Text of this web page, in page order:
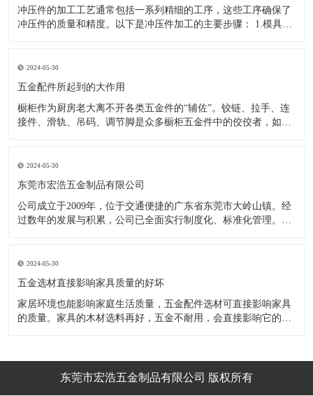
冲压件的加工工艺通常包括一系列精细的工序，这些工序确保了
冲压件的质量和精度。以下是冲压件加工的主要步骤： 1.模具设
开料与落料：在图纸上标注尺寸后，根据图纸要求选择合适的板
材。然
2024-05-30
五金配件所起到的大作用
橱柜作为厨房老大离不开各类五金件的“辅佐”。铰链、拉手、连
接件、滑轨、吊码、调节脚是众多橱柜五金件中的佼佼者，如果
调节脚，橱柜就像得了“软骨症”，站都站不直……五花八门的橱
柜五金件好
2024-05-30
东莞市宏浩五金制品有限公司
公司成立于2009年，位于交通便捷的广东省东莞市大岭山镇。经
过数年的发展与积累，公司已全面实行制度化、标准化管理。从
的改造创新，设计制造了一系列更加新颖、美观、更具时代潮流
的新
2024-05-30
五金选材直接影响家具质量的好坏
家居环境也能影响家庭生活质量，五金配件选材可直接影响家具
的质量。家具的木材选料再好，五金不耐用，会直接影响它的使
金、铝合金等。不同五金的加工工艺不同：钳工、表面涂覆处
理、焊接、机械加东莞市宏浩五金制品有限公司 版权所有